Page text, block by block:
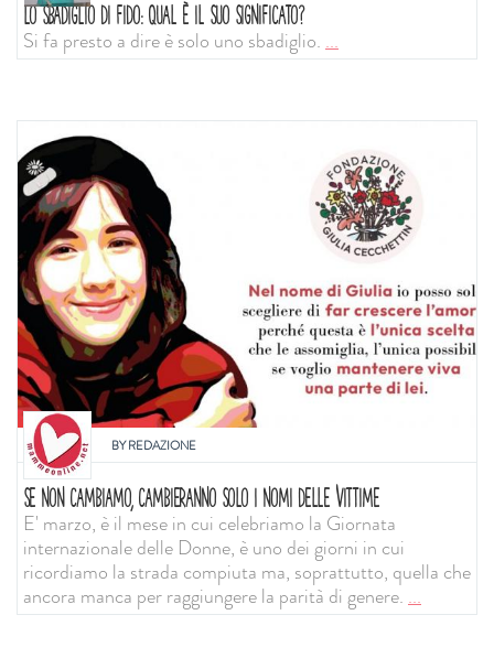
LO SBADIGLIO DI FIDO: QUAL È IL SUO SIGNIFICATO?
Si fa presto a dire è solo uno sbadiglio....
BYREDAZIONE
SE NON CAMBIAMO, CAMBIERANNO SOLO I NOMI DELLE VITTIME
E' marzo, è il mese in cui celebriamo la Giornata
internazionale delle Donne, è uno dei giorni in cui
ricordiamo la strada compiuta ma, soprattutto, quella che
ancora manca per raggiungere la parità di genere. ...